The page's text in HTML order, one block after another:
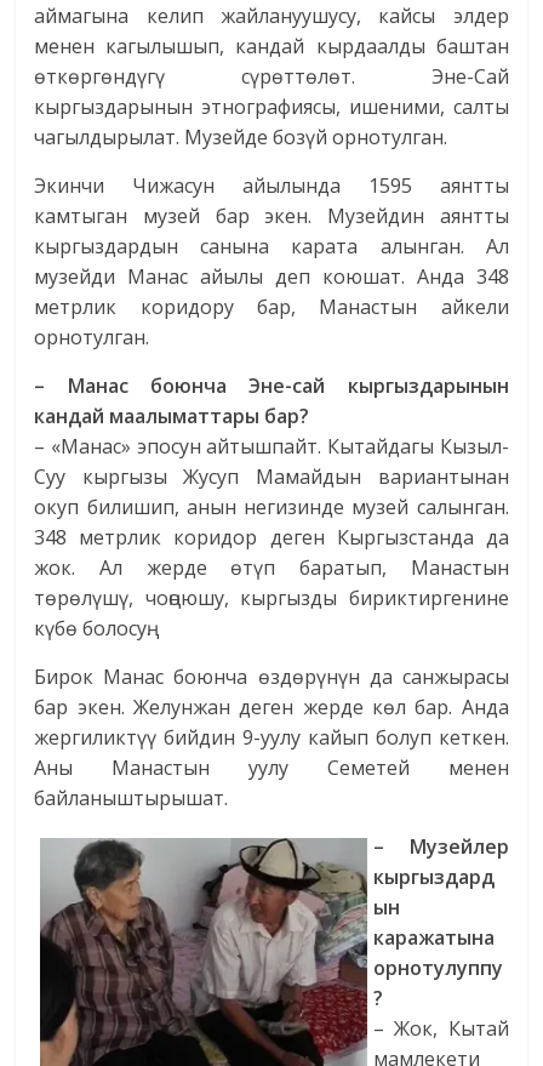
аймагына келип жайлануушусу, кайсы элдер
менен кагылышып, кандай кырдаалды баштан
өткөргөндүгү сүрөттөлөт. Эне-Сай
кыргыздарынын этнографиясы, ишеними, салты
чагылдырылат. Музейде бозүй орнотулган.
Экинчи Чижасун айылында 1595 аянтты
камтыган музей бар экен. Музейдин аянтты
кыргыздардын санына карата алынган. Ал
музейди Манас айылы деп коюшат. Анда 348
метрлик коридору бар, Манастын айкели
орнотулган.
– Манас боюнча Эне-сай кыргыздарынын
кандай маалыматтары бар?
– «Манас» эпосун айтышпайт. Кытайдагы Кызыл-
Суу кыргызы Жусуп Мамайдын вариантынан
окуп билишип, анын негизинде музей салынган.
348 метрлик коридор деген Кыргызстанда да
жок. Ал жерде өтүп баратып, Манастын
төрөлүшү, чоңоюшу, кыргызды бириктиргенине
күбө болосуң.
Бирок Манас боюнча өздөрүнүн да санжырасы
бар экен. Желунжан деген жерде көл бар. Анда
жергиликтүү бийдин 9-уулу кайып болуп кеткен.
Аны Манастын уулу Семетей менен
байланыштырышат.
– Музейлер
кыргыздард
ын
каражатына
орнотулуппу
?
– Жок, Кытай
мамлекети